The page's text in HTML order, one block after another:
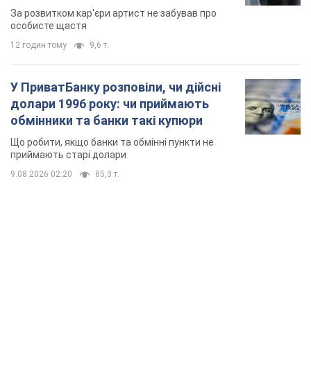
мають
За розвитком кар'єри артист не забував про
особисте щастя
12 годин тому 9,6 т.
У ПриватБанку розповіли, чи дійсні
долари 1996 року: чи приймають
обмінники та банки такі купюри
Що робити, якщо банки та обмінні пункти не
приймають старі долари
9.08.2026 02:20 85,3 т.